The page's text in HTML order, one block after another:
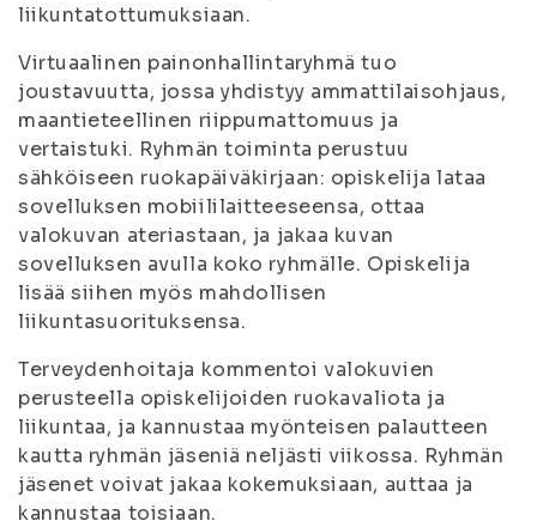
liikuntatottumuksiaan.
Virtuaalinen painonhallintaryhmä tuo
joustavuutta, jossa yhdistyy ammattilaisohjaus,
maantieteellinen riippumattomuus ja
vertaistuki. Ryhmän toiminta perustuu
sähköiseen ruokapäiväkirjaan: opiskelija lataa
sovelluksen mobiililaitteeseensa, ottaa
valokuvan ateriastaan, ja jakaa kuvan
sovelluksen avulla koko ryhmälle. Opiskelija
lisää siihen myös mahdollisen
liikuntasuorituksensa.
Terveydenhoitaja kommentoi valokuvien
perusteella opiskelijoiden ruokavaliota ja
liikuntaa, ja kannustaa myönteisen palautteen
kautta ryhmän jäseniä neljästi viikossa. Ryhmän
jäsenet voivat jakaa kokemuksiaan, auttaa ja
kannustaa toisiaan.